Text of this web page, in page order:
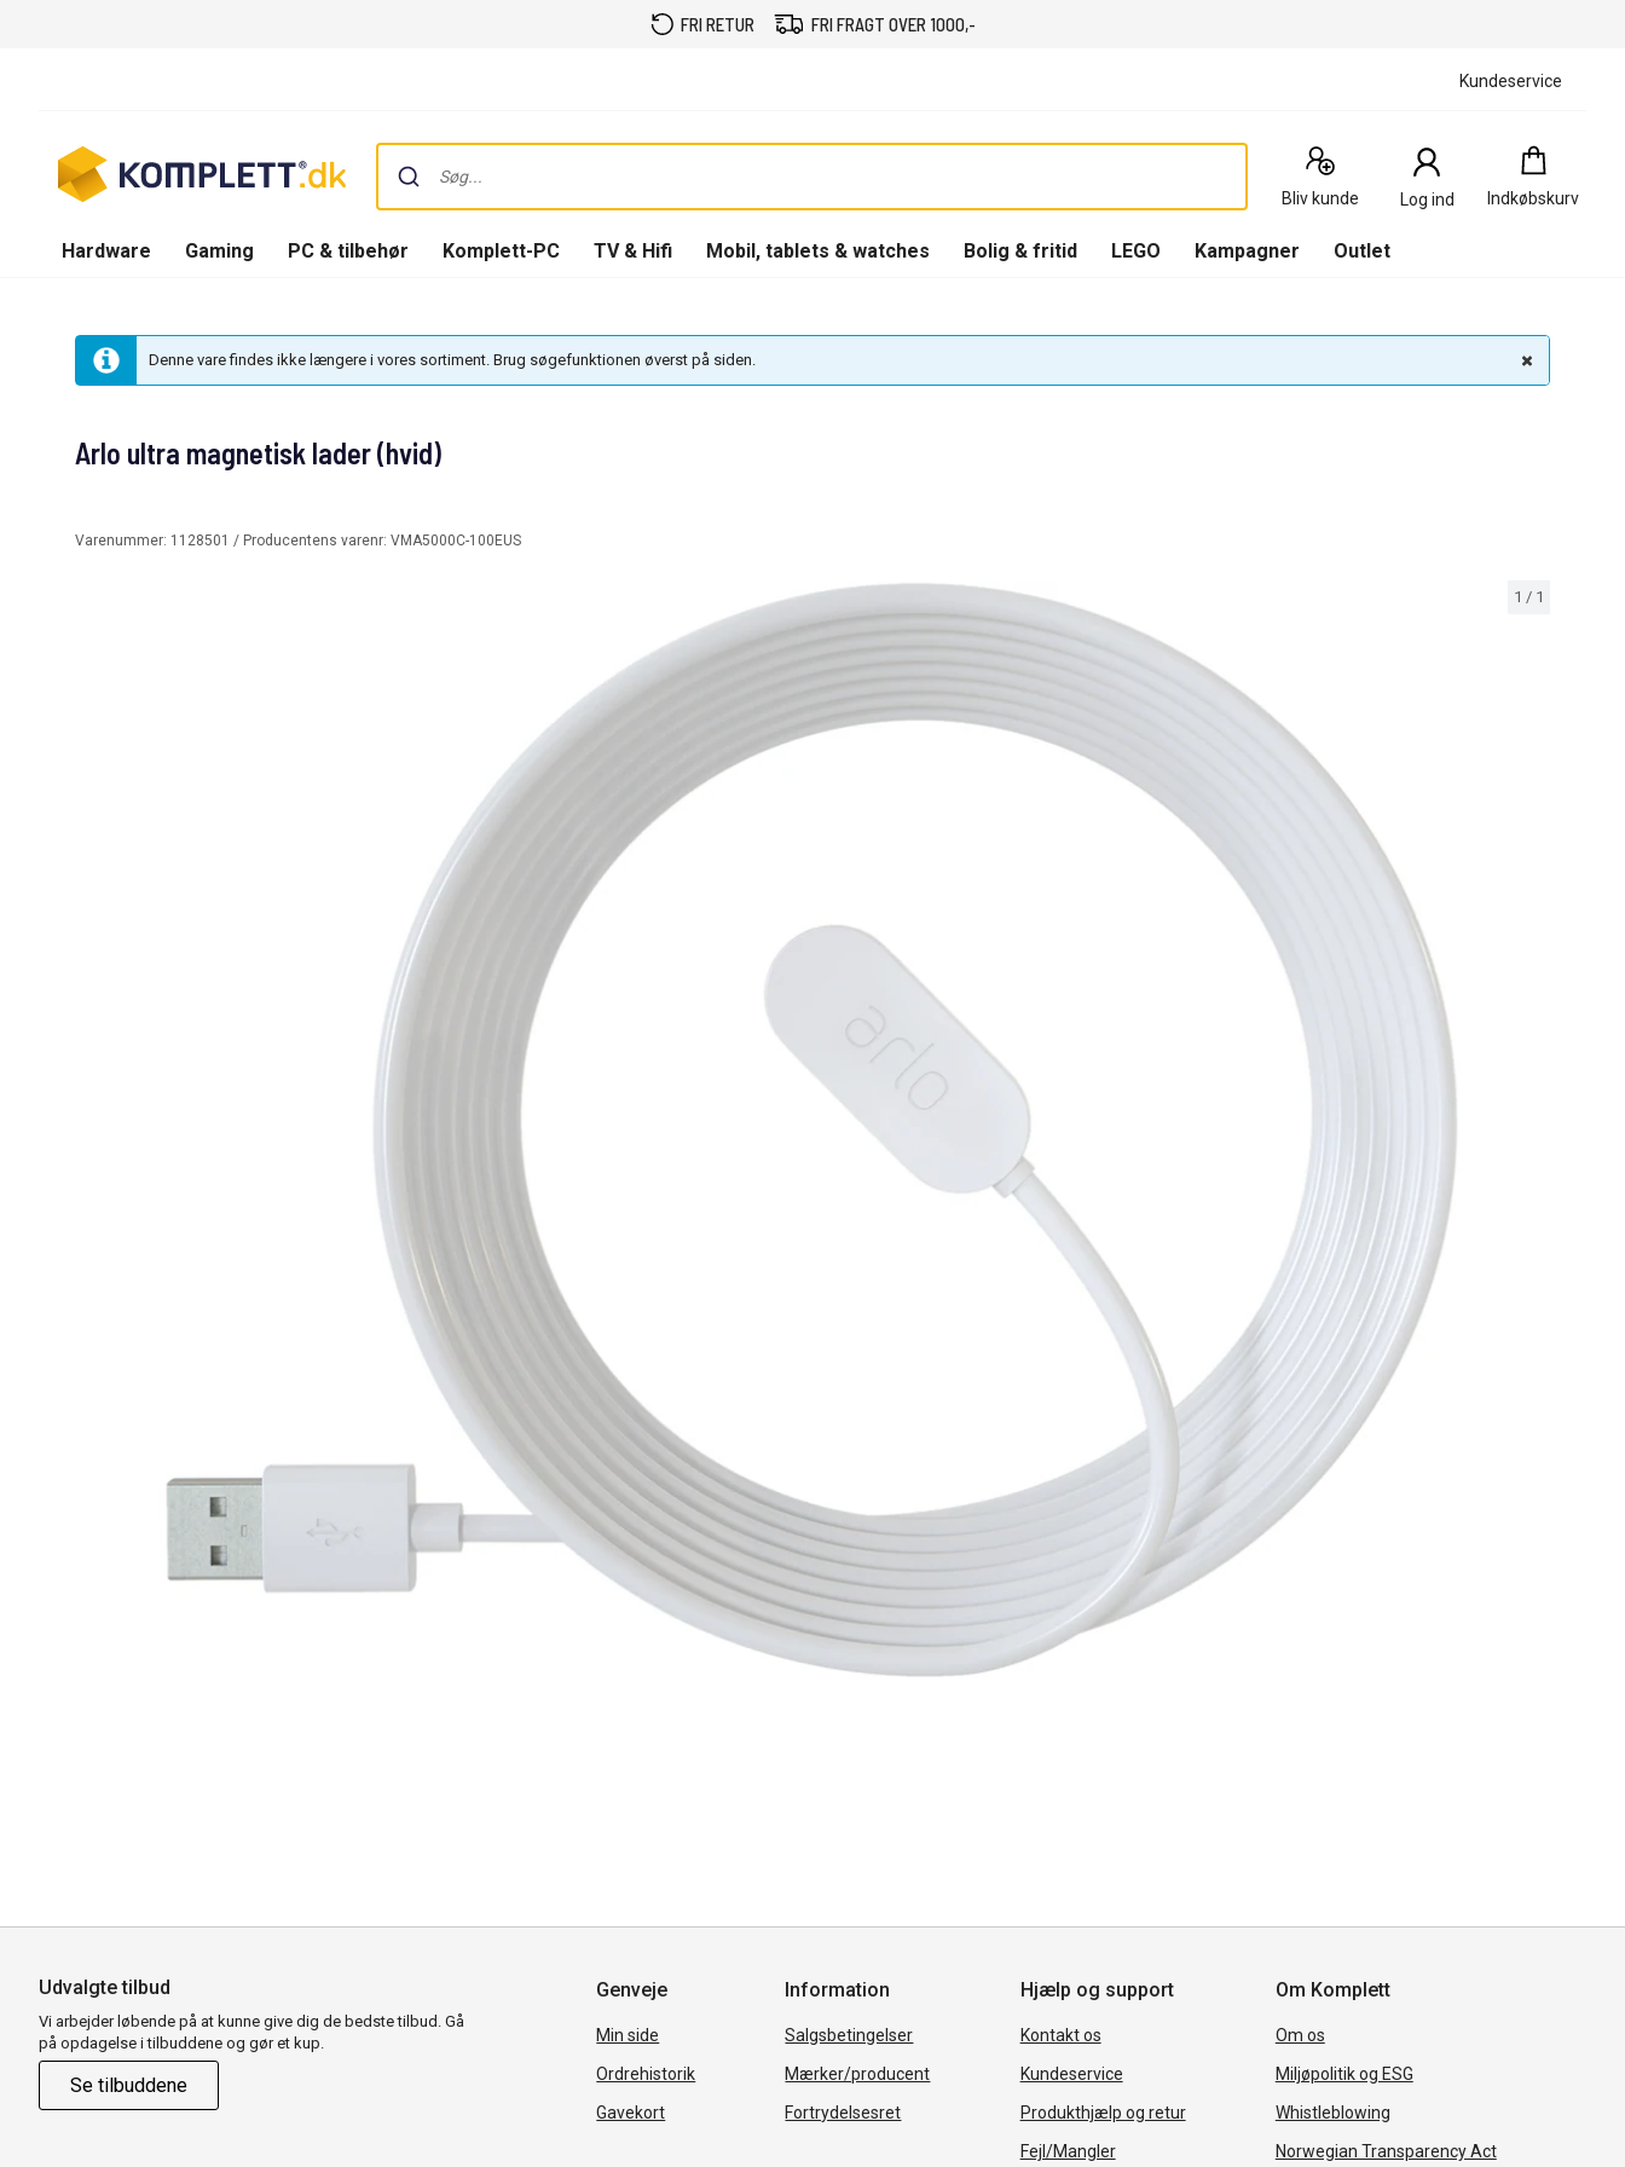
FRI RETUR FRI FRAGT OVER 1000,-
Kundeservice
Bliv kunde Log ind Indkøbskurv
Indkøbskurv
0
Produkter
Hardware Gaming PC & tilbehør Komplett-PC TV & Hifi Mobil, tablets & watches Bolig & fritid LEGO Kampagner Outlet
Denne vare findes ikke længere i vores sortiment. Brug søgefunktionen øverst på siden.
1 / 1
Arlo ultra magnetisk lader (hvid)
Varenummer: 1128501 / Producentens varenr: VMA5000C-100EUS
Udvalgte tilbud
Vi arbejder løbende på at kunne give dig de bedste tilbud. Gå
på opdagelse i tilbuddene og gør et kup.
Se tilbuddene
Genveje
Min side
Ordrehistorik
Gavekort
Information
Salgsbetingelser
Mærker/producent
Fortrydelsesret
Hjælp og support
Kontakt os
Kundeservice
Produkthjælp og retur
Fejl/Mangler
Om Komplett
Om os
Miljøpolitik og ESG
Whistleblowing
Norwegian Transparency Act